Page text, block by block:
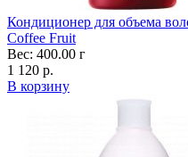
Кондиционер для объема
Coffee Fruit
Вес: 400.00 г
1 120 р.
В корзину